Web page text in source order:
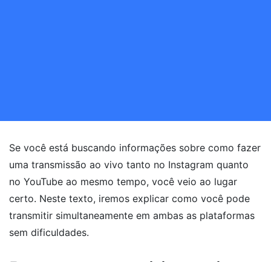
Se você está buscando informações sobre como fazer
uma transmissão ao vivo tanto no Instagram quanto
no YouTube ao mesmo tempo, você veio ao lugar
certo. Neste texto, iremos explicar como você pode
transmitir simultaneamente em ambas as plataformas
sem dificuldades.